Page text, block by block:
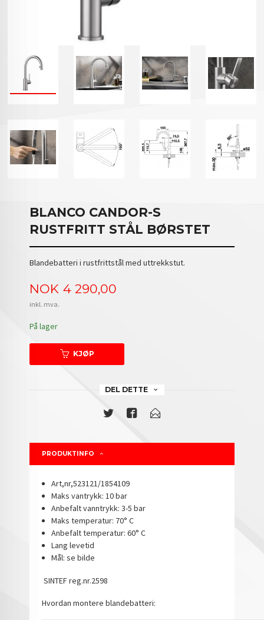
BLANCO CANDOR-S
RUSTFRITT STÅL BØRSTET
Blandebatteri i rustfrittstål med uttrekkstut.
Pris
NOK 4 290,00
inkl. mva.
På lager
KJØP
DEL DETTE
PRODUKTINFO
Art,nr,523121/1854109
Maks vantrykk: 10 bar
Anbefalt vanntrykk: 3-5 bar
Maks temperatur: 70° C
Anbefalt temperatur: 60° C
Lang levetid
Mål: se bilde
SINTEF reg.nr.2598
Hvordan montere blandebatteri: